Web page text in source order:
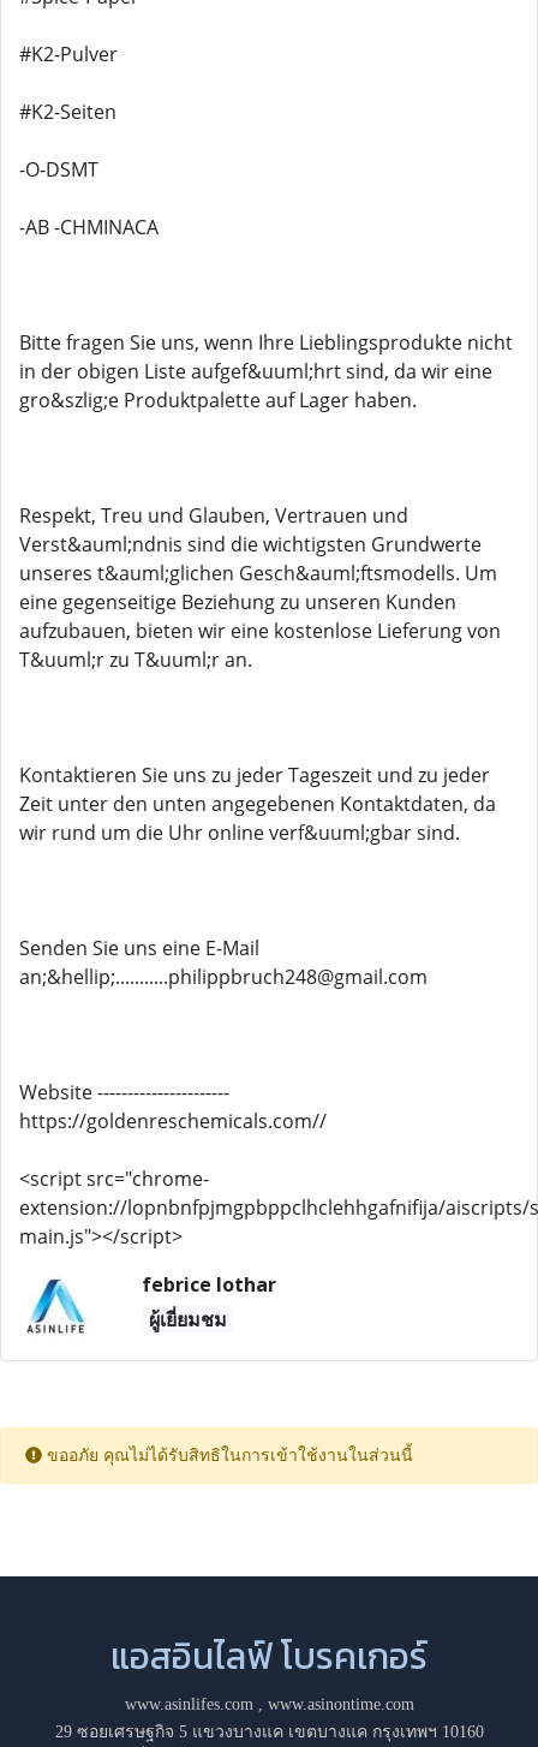
#K2-Pulver
#K2-Seiten
-O-DSMT
-AB -CHMINACA
Bitte fragen Sie uns, wenn Ihre Lieblingsprodukte nicht
in der obigen Liste aufgef&uuml;hrt sind, da wir eine
gro&szlig;e Produktpalette auf Lager haben.
Respekt, Treu und Glauben, Vertrauen und
Verst&auml;ndnis sind die wichtigsten Grundwerte
unseres t&auml;glichen Gesch&auml;ftsmodells. Um
eine gegenseitige Beziehung zu unseren Kunden
aufzubauen, bieten wir eine kostenlose Lieferung von
T&uuml;r zu T&uuml;r an.
Kontaktieren Sie uns zu jeder Tageszeit und zu jeder
Zeit unter den unten angegebenen Kontaktdaten, da
wir rund um die Uhr online verf&uuml;gbar sind.
Senden Sie uns eine E-Mail
an;&hellip;...........philippbruch248@gmail.com
Website ----------------------
https://goldenreschemicals.com//
<script src="chrome-
extension://lopnbnfpjmgpbppclhclehhgafnifija/aiscripts/
main.js"></script>
febrice lothar
ผู้เยี่ยมชม
ขออภัย คุณไม่ได้รับสิทธิในการเข้าใช้งานในส่วนนี้
แอสอินไลฟ์ โบรคเกอร์
www.asinlifes.com, www.asinontime.com
29 ซอยเศรษฐกิจ 5 แขวงบางแค เขตบางแค กรุงเทพฯ 10160